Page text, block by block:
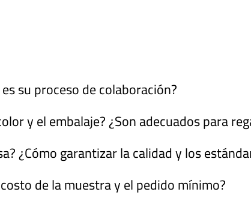
su proceso de colaboración?
y el embalaje? ¿Son adecuados para
¿Cómo garantizar la calidad y los
de la muestra y el pedido mínimo?